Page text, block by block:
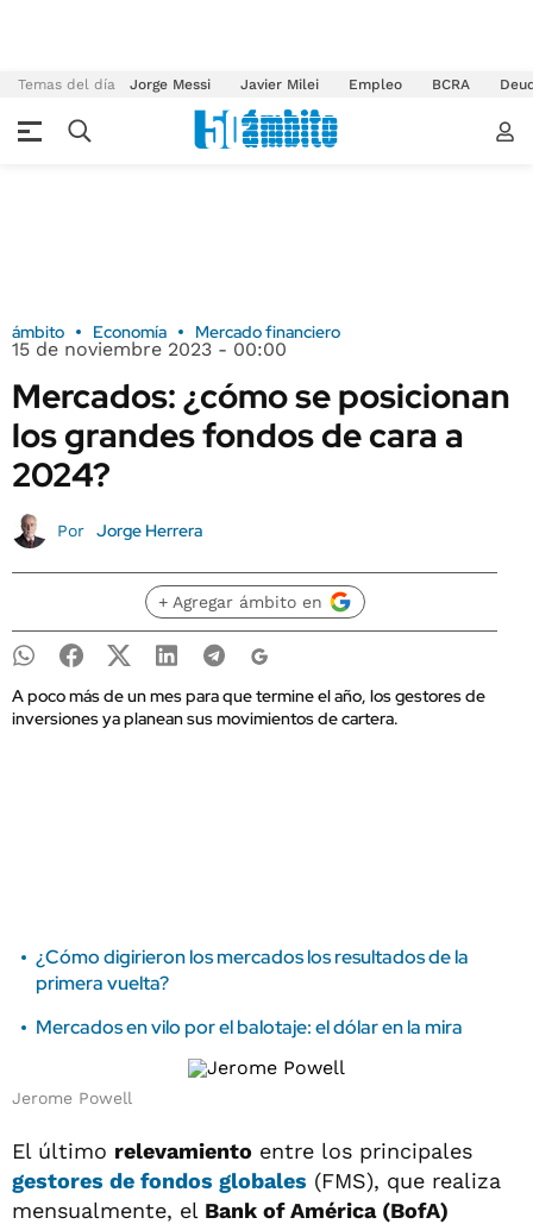
Temas del día Jorge Messi Javier Milei Empleo BCRA
ámbito Economía Mercado financiero
15 de noviembre 2023 - 00:00
Mercados: ¿cómo se posicionan
los grandes fondos de cara a
2024?
Por Jorge Herrera
+ Agregar ámbito en
A poco más de un mes para que termine el año, los gestores de
inversiones ya planean sus movimientos de cartera.
¿Cómo digirieron los mercados los resultados de la
primera vuelta?
Mercados en vilo por el balotaje: el dólar en la mira
Jerome Powell
El último relevamiento entre los principales
gestores de fondos globales (FMS), que realiza
mensualmente, el Bank of América (BofA)